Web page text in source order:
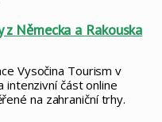
Německa a Rakouska
Vysočina Tourism v
intenzivní část online
na zahraniční trhy.